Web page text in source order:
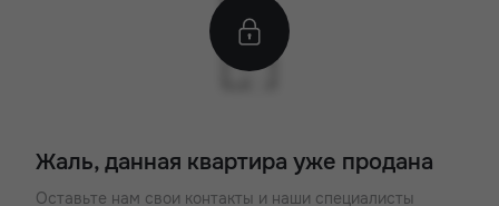
Жаль, данная квартира уже продана
Оставьте нам свои контакты и наши специалисты